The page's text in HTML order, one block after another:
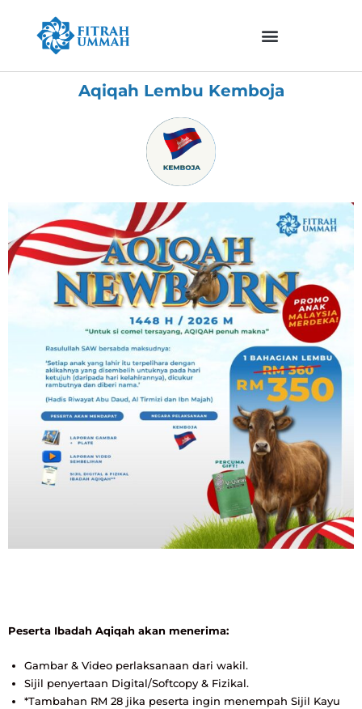
content
Aqiqah Lembu Kemboja
Peserta Ibadah Aqiqah akan menerima:
Gambar & Video perlaksanaan dari wakil.
Sijil penyertaan Digital/Softcopy & Fizikal.
*Tambahan RM 28 jika peserta ingin menempah Sijil Kayu